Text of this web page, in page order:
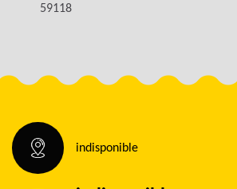
59118
indisponible